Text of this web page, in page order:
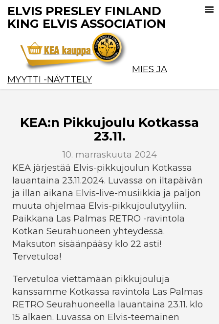
ELVIS PRESLEY FINLAND
KING ELVIS ASSOCIATION
MIES JA
MYYTTI -NÄYTTELY
KEA:n Pikkujoulu Kotkassa
23.11.
10. marraskuuta 2024
KEA järjestää Elvis-pikkujoulun Kotkassa
lauantaina 23.11.2024. Luvassa on iltapäivän
ja illan aikana Elvis-live-musiikkia ja paljon
muuta ohjelmaa Elvis-pikkujoulutyyliin.
Paikkana Las Palmas RETRO -ravintola
Kotkan Seurahuoneen yhteydessä.
Maksuton sisäänpääsy klo 22 asti!
Tervetuloa!
Tervetuloa viettämään pikkujouluja
kanssamme Kotkassa ravintola Las Palmas
RETRO Seurahuoneella lauantaina 23.11. klo
15 alkaen. Luvassa on Elvis-teemainen